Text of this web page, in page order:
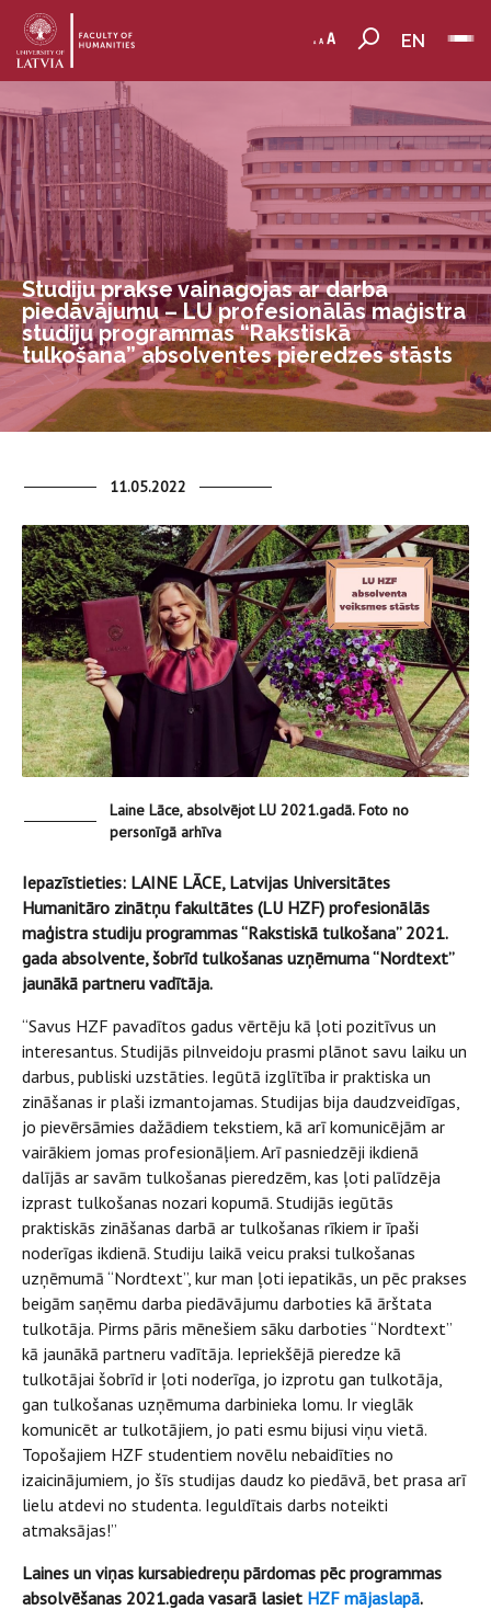
EN
Studiju prakse vainagojas ar darba
piedāvājumu – LU profesionālās maģistra
studiju programmas “Rakstiskā
tulkošana” absolventes pieredzes stāsts
11.05.2022
Laine Lāce, absolvējot LU 2021.gadā. Foto no
personīgā arhīva
Iepazīstieties: LAINE LĀCE, Latvijas Universitātes
Humanitāro zinātņu fakultātes (LU HZF) profesionālās
maģistra studiju programmas “Rakstiskā tulkošana” 2021.
gada absolvente, šobrīd tulkošanas uzņēmuma “Nordtext”
jaunākā partneru vadītāja.
“Savus HZF pavadītos gadus vērtēju kā ļoti pozitīvus un
interesantus. Studijās pilnveidoju prasmi plānot savu laiku un
darbus, publiski uzstāties. Iegūtā izglītība ir praktiska un
zināšanas ir plaši izmantojamas. Studijas bija daudzveidīgas,
jo pievērsāmies dažādiem tekstiem, kā arī komunicējām ar
vairākiem jomas profesionāļiem. Arī pasniedzēji ikdienā
dalījās ar savām tulkošanas pieredzēm, kas ļoti palīdzēja
izprast tulkošanas nozari kopumā. Studijās iegūtās
praktiskās zināšanas darbā ar tulkošanas rīkiem ir īpaši
noderīgas ikdienā. Studiju laikā veicu praksi tulkošanas
uzņēmumā “Nordtext”, kur man ļoti iepatikās, un pēc prakses
beigām saņēmu darba piedāvājumu darboties kā ārštata
tulkotāja. Pirms pāris mēnešiem sāku darboties “Nordtext”
kā jaunākā partneru vadītāja. Iepriekšējā pieredze kā
tulkotājai šobrīd ir ļoti noderīga, jo izprotu gan tulkotāja,
gan tulkošanas uzņēmuma darbinieka lomu. Ir vieglāk
komunicēt ar tulkotājiem, jo pati esmu bijusi viņu vietā.
Topošajiem HZF studentiem novēlu nebaidīties no
izaicinājumiem, jo šīs studijas daudz ko piedāvā, bet prasa arī
lielu atdevi no studenta. Ieguldītais darbs noteikti
atmaksājas!”
Laines un viņas kursabiedreņu pārdomas pēc programmas
absolvēšanas 2021.gada vasarā lasiet HZF mājaslapā.